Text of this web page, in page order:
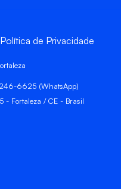
Política de Privacidade
6625 (WhatsApp)
- Fortaleza / CE - Brasil